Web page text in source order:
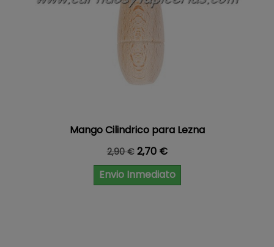
Mango Cilindrico para Lezna
Precio base
2,90 € Precio
2,70 €
Envio Inmediato